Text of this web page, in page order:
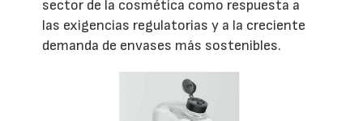
sector de la cosmética como respuesta a
las exigencias regulatorias y a la creciente
demanda de envases más sostenibles.